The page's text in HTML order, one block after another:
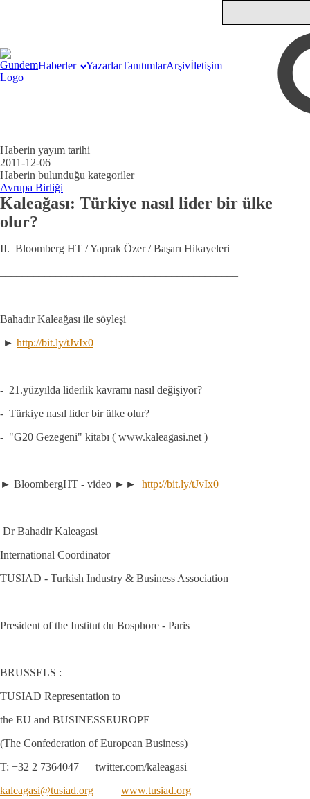
Haberler YazarlarTanıtımlarArşivİletişim
Haberin yayım tarihi
2011-12-06
Haberin bulunduğu kategoriler
Avrupa Birliği
Kaleağası: Türkiye nasıl lider bir ülke
olur?
II. Bloomberg HT / Yaprak Özer / Başarı Hikayeleri
Bahadır Kaleağası ile söyleşi
► http://bit.ly/tJvIx0
- 21.yüzyılda liderlik kavramı nasıl değişiyor?
- Türkiye nasıl lider bir ülke olur?
- "G20 Gezegeni" kitabı ( www.kaleagasi.net )
► BloombergHT - video ►► http://bit.ly/tJvIx0
Dr Bahadir Kaleagasi
International Coordinator
TUSIAD - Turkish Industry & Business Association
President of the Institut du Bosphore - Paris
BRUSSELS :
TUSIAD Representation to
the EU and BUSINESSEUROPE
(The Confederation of European Business)
T: +32 2 7364047 twitter.com/kaleagasi
kaleagasi@tusiad.org
www.tusiad.org